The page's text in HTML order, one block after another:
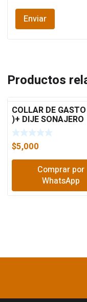
Productos
COLLAR DE
)+ DIJE SONAJERO
$5,000
Comprar por
WhatsApp